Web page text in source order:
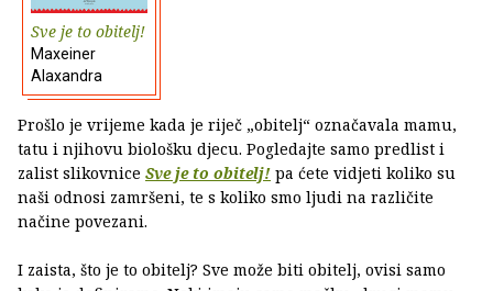
Sve je to obitelj!
Maxeiner
Alaxandra
Prošlo je vrijeme kada je riječ „obitelj“ označavala mamu,
tatu i njihovu biološku djecu. Pogledajte samo predlist i
zalist slikovnice Sve je to obitelj! pa ćete vidjeti koliko su
naši odnosi zamršeni, te s koliko smo ljudi na različite
načine povezani.
I zaista, što je to obitelj? Sve može biti obitelj, ovisi samo